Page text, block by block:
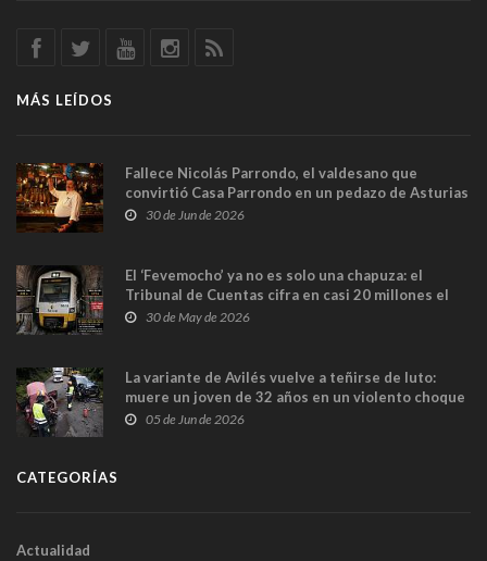
MÁS LEÍDOS
Fallece Nicolás Parrondo, el valdesano que
convirtió Casa Parrondo en un pedazo de Asturias
en Madrid
30 de Jun de 2026
El ‘Fevemocho’ ya no es solo una chapuza: el
Tribunal de Cuentas cifra en casi 20 millones el
sobrecoste de los trenes que no cabían por los
30 de May de 2026
La variante de Avilés vuelve a teñirse de luto:
muere un joven de 32 años en un violento choque
frontal
05 de Jun de 2026
CATEGORÍAS
Actualidad